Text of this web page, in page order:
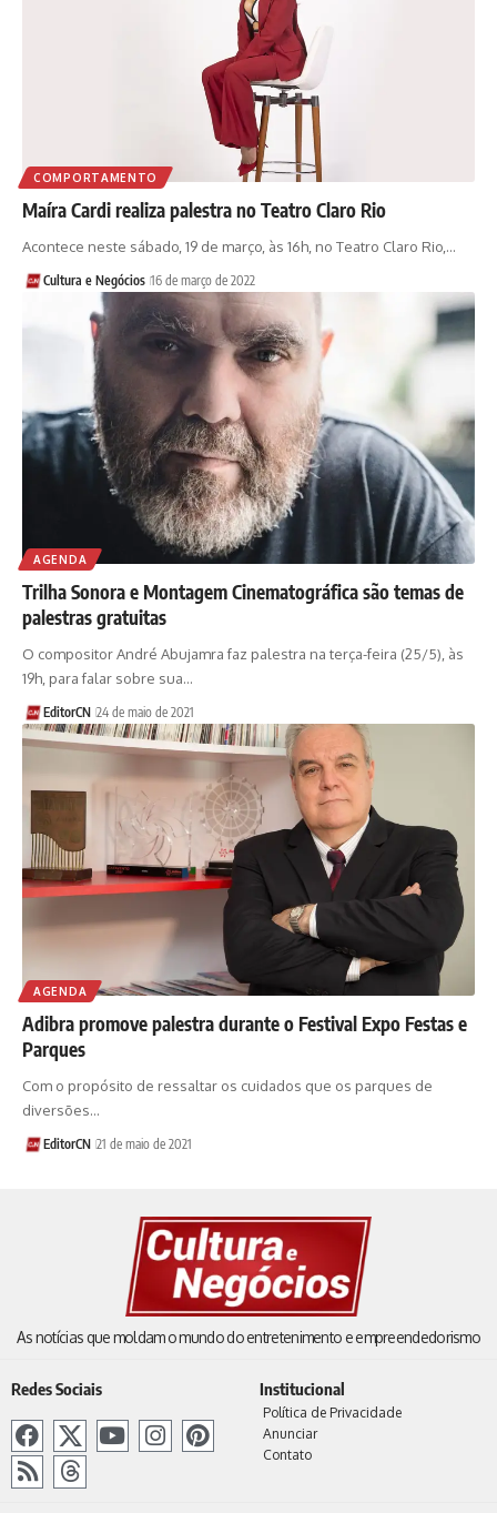
COMPORTAMENTO
Maíra Cardi realiza palestra no Teatro Claro Rio
Acontece neste sábado, 19 de março, às 16h, no Teatro Claro Rio,…
Cultura e Negócios 16 de março de 2022
AGENDA
Trilha Sonora e Montagem Cinematográfica são temas de
palestras gratuitas
O compositor André Abujamra faz palestra na terça-feira (25/5), às
19h, para falar sobre sua…
EditorCN 24 de maio de 2021
AGENDA
Adibra promove palestra durante o Festival Expo Festas e
Parques
Com o propósito de ressaltar os cuidados que os parques de
diversões…
EditorCN 21 de maio de 2021
As notícias que moldam o mundo do entretenimento e empreendedorismo
Redes Sociais Institucional
Política de Privacidade
Anunciar
Contato